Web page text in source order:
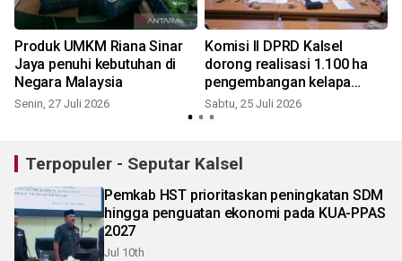
Produk UMKM Riana Sinar
Jaya penuhi kebutuhan di
Negara Malaysia
Senin, 27 Juli 2026
Komisi II DPRD Kalsel
dorong realisasi 1.100 ha
pengembangan kelapa
dalam
Sabtu, 25 Juli 2026
Terpopuler - Seputar Kalsel
Pemkab HST prioritaskan peningkatan SDM
hingga penguatan ekonomi pada KUA-PPAS
2027
Jul 10th